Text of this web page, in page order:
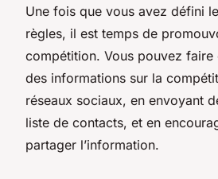
Une fois que vous avez défini
règles, il est temps de
compétition. Vous pouvez faire
des informations sur la
réseaux sociaux, en envoyant
liste de contacts, et en
partager l’information.